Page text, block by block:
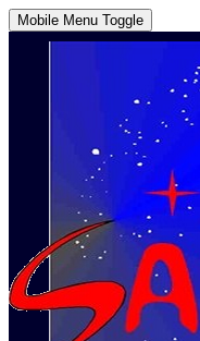
Mobile Menu Toggle